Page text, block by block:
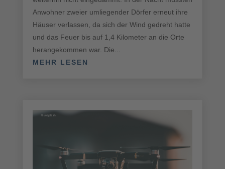
Anwohner zweier umliegender Dörfer erneut ihre
Häuser verlassen, da sich der Wind gedreht hatte
und das Feuer bis auf 1,4 Kilometer an die Orte
herangekommen war. Die...
MEHR LESEN